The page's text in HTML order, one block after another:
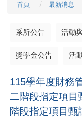
首頁 最新消息
系所公告 活動
獎學金公告 活
115學年度財務
二階段指定項目
階段指定項目甄